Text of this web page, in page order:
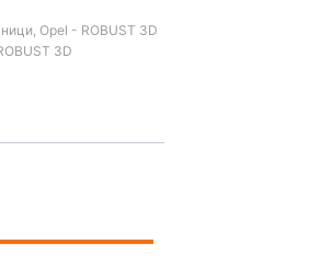
Opel - ROBUST 3D
3D